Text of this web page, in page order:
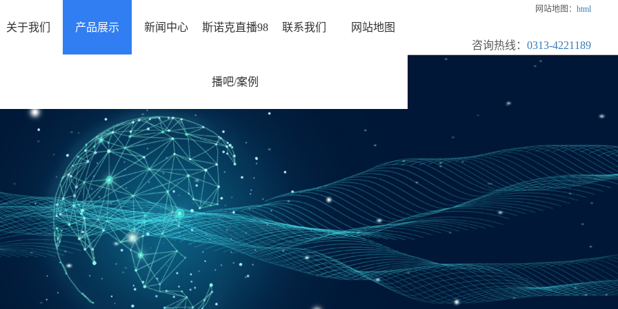
关于我们 产品展示 新闻中心 斯诺克直播98
播吧/案例
联系我们 网站地图
网站地图： html
咨询热线： 0313-4221189